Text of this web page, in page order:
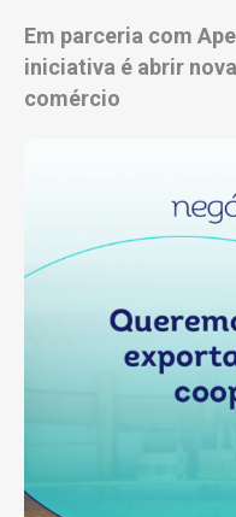
Em parceria com
iniciativa é abrir
comércio